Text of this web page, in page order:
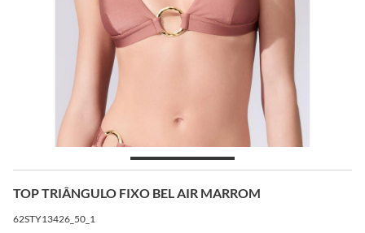
TOP TRIÂNGULO FIXO BEL AIR MARROM
62STY13426_50_1